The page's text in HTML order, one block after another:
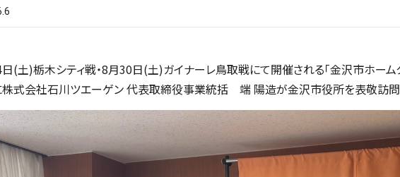
(土)栃木シティ戦・8⽉30⽇(土)ガイナーレ鳥取戦にて開催される「金沢市ホーム
式会社石川ツエーゲン 代表取締役事業統括 端 陽造が金沢市役所を表敬訪問